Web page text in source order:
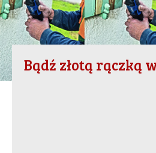
Bądź złotą rączką